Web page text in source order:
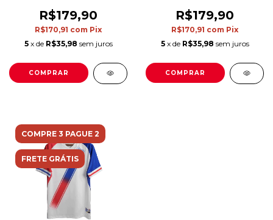
R$179,90
R$170,91 com Pix
5 x de R$35,98 sem juros
COMPRAR
R$179,90
R$170,91 com Pix
5 x de R$35,98 sem juros
COMPRAR
COMPRE 3 PAGUE 2
FRETE GRÁTIS